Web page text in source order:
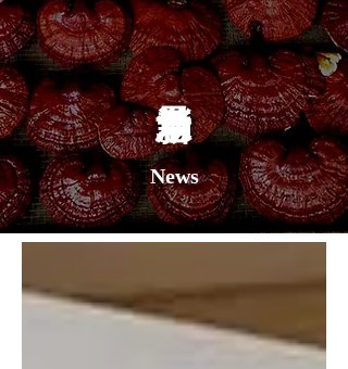
News